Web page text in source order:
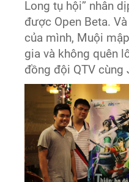
Long tụ hội’’ nhân
được Open Beta.
của mình, Muội
gia và không quên
đồng đội QTV cùng